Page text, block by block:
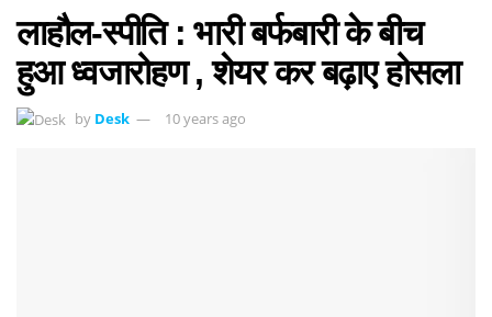
लाहौल-स्पीति : भारी बर्फबारी के बीच
हुआ ध्वजारोहण , शेयर कर बढ़ाए होसला
by Desk 10 years ago